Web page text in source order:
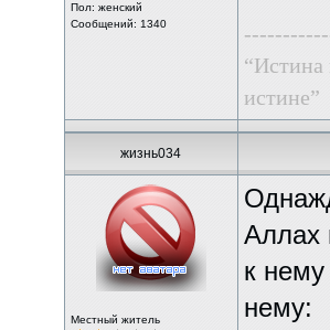
Пол: женский
Сообщений: 1340
“Истина
истине”
жизнь034
Местный житель
Аллах
к
нему: